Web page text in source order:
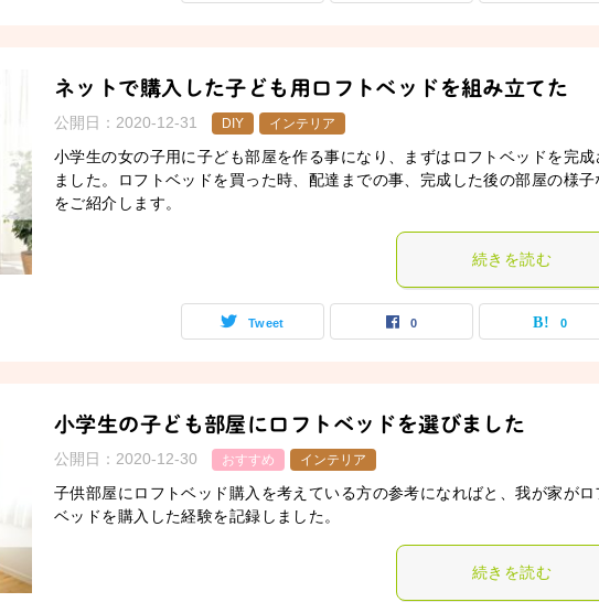
ネットで購入した子ども用ロフトベッドを組み立てた
公開日： 2020-12-31 DIY インテリア
小学生の女の子用に子ども部屋を作る事になり、まずはロフトベッドを完成
ました。ロフトベッドを買った時、配達までの事、完成した後の部屋の様子
をご紹介します。
続きを読む
Tweet 0 0
小学生の子ども部屋にロフトベッドを選びました
公開日： 2020-12-30 おすすめ インテリア
子供部屋にロフトベッド購入を考えている方の参考になればと、我が家がロ
ベッドを購入した経験を記録しました。
続きを読む